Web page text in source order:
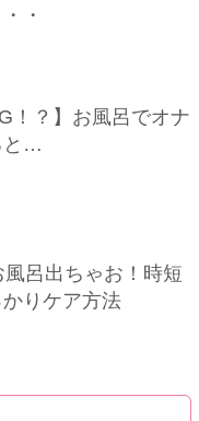
・
！？】お風呂でオナ
と…
風呂出ちゃお！時短
りケア方法